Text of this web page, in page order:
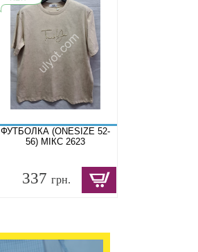
ФУТБОЛКА (ONESIZE 52-
56) МІКС 2623
337 грн.